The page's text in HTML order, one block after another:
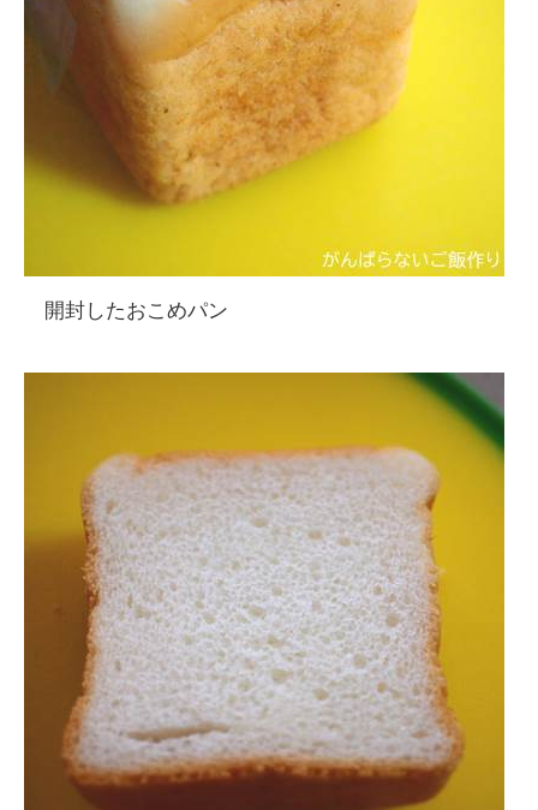
開封したおこめパン